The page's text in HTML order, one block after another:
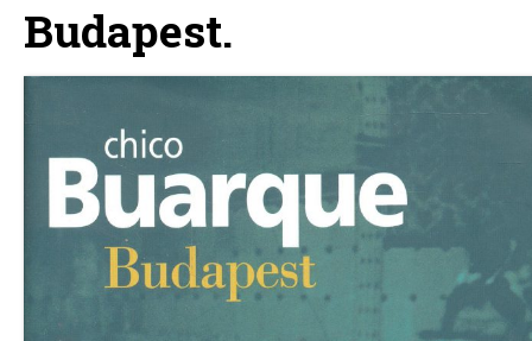
Budapest.